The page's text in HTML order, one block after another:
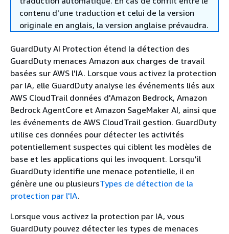
contenu d'une traduction et celui de la version
originale en anglais, la version anglaise prévaudra.
GuardDuty AI Protection étend la détection des
GuardDuty menaces Amazon aux charges de travail
basées sur AWS l'IA. Lorsque vous activez la protection
par IA, elle GuardDuty analyse les événements liés aux
AWS CloudTrail données d'Amazon Bedrock, Amazon
Bedrock AgentCore et Amazon SageMaker AI, ainsi que
les événements de AWS CloudTrail gestion. GuardDuty
utilise ces données pour détecter les activités
potentiellement suspectes qui ciblent les modèles de
base et les applications qui les invoquent. Lorsqu'il
GuardDuty identifie une menace potentielle, il en
génère une ou plusieursTypes de détection de la
protection par l'IA.
Lorsque vous activez la protection par IA, vous
GuardDuty pouvez détecter les types de menaces